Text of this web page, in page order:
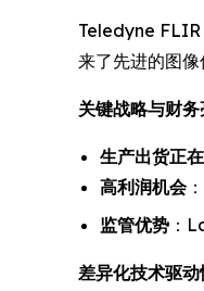
Teledyne FLIR
来了先进的图
关键战略与财务
生产出货正
高利润机会
监管优势 ：
差异化技术驱动